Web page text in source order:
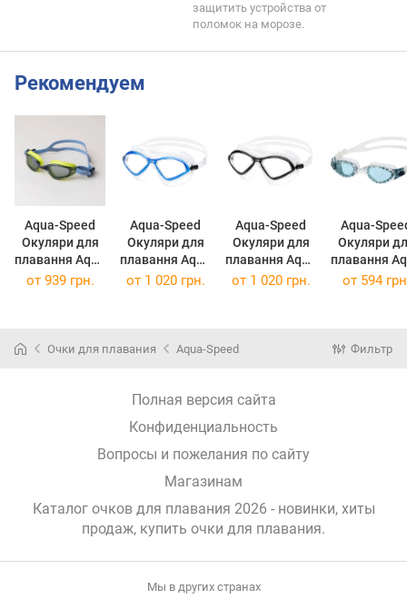
защитить устройства от
поломок на морозе.
Рекомендуем
Aqua-Speed
Окуляри для
плавання Aqua
Speed ZEN
Aqua-Speed
Окуляри для
плавання Aqua
Speed FEN
Aqua-Speed
Окуляри для
плавання Aqua
Speed FEN
Aqua-
Окуляри
плавання
Speed Eta
(084-53-
от 939 грн. от 1 020 грн. от 1 020 грн. от 594
Очки для плавания Aqua-Speed Фильтр
Полная версия сайта
Конфиденциальность
Вопросы и пожелания по сайту
Магазинам
Каталог очков для плавания 2026 - новинки, хиты
продаж, купить очки для плавания.
Мы в других странах